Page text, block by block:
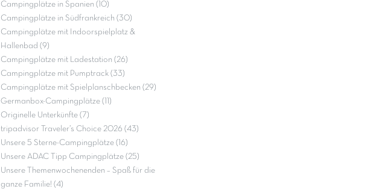
Campingplätze in Spanien (10)
Campingplätze in Südfrankreich (30)
Campingplätze mit Indoorspielplatz &
Hallenbad (9)
Campingplätze mit Ladestation (26)
Campingplätze mit Pumptrack (33)
Campingplätze mit Spielplanschbecken (29)
Germanbox-Campingplätze (11)
Originelle Unterkünfte (7)
tripadvisor Traveler’s Choice 2026 (43)
Unsere 5 Sterne-Campingplätze (16)
Unsere ADAC Tipp Campingplätze (25)
Unsere Themenwochenenden – Spaß für die
ganze Familie! (4)